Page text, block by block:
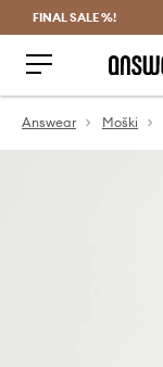
FINAL SALE %!
Answear Moški